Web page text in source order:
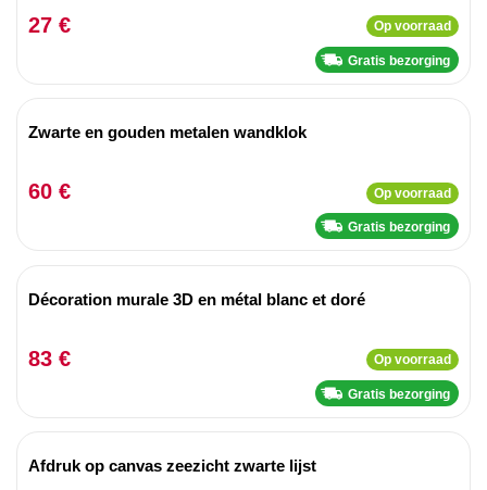
27 € Op voorraad
Gratis bezorging
Zwarte en gouden metalen wandklok
60 € Op voorraad
Gratis bezorging
Décoration murale 3D en métal blanc et doré
83 € Op voorraad
Gratis bezorging
Afdruk op canvas zeezicht zwarte lijst